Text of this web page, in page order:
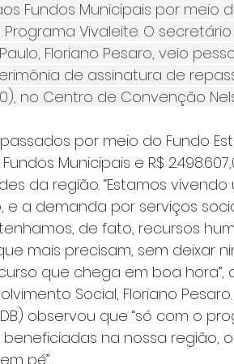
Fundos Municipais por meio
Programa Vivaleite. O
Floriano Pesaro, veio
de assinatura de
no Centro de Convenção
por meio do Fundo
Municipais e R$
da região. “Estamos
a demanda por serviços
de fato, recursos
mais precisam, sem deixar
que chega em boa hora”,
Social, Floriano
observou que “só com o
na nossa região,
pé”.